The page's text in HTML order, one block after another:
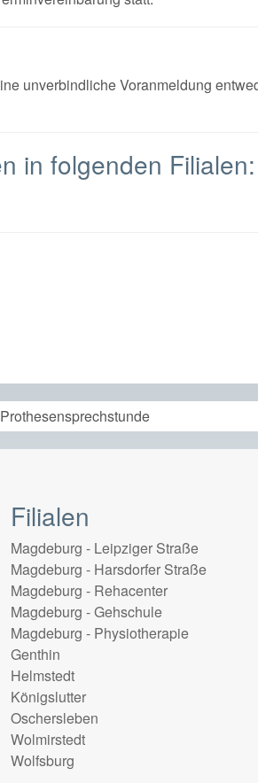
unverbindliche Voranmeldung
in folgenden Filialen:
Prothesensprechstunde
Filialen
Magdeburg - Leipziger Straße
Magdeburg - Harsdorfer Straße
Magdeburg - Rehacenter
Magdeburg - Gehschule
Magdeburg - Physiotherapie
Genthin
Helmstedt
Königslutter
Oschersleben
Wolmirstedt
Wolfsburg